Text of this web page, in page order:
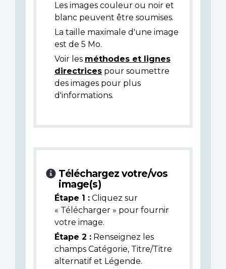
Les images couleur ou noir et
blanc peuvent être soumises.
La taille maximale d'une image
est de 5 Mo.
Voir les méthodes et lignes
directrices pour soumettre
des images pour plus
d'informations.
Téléchargez votre/vos
image(s)
Étape 1 : Cliquez sur
« Télécharger » pour fournir
votre image.
Étape 2 : Renseignez les
champs Catégorie, Titre/Titre
alternatif et Légende.